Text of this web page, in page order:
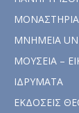
ΜΟΝΑΣΤΗΡΙΑ
ΜΝΗΜΕΙΑ
ΜΟΥΣΕΙΑ –
ΙΔΡΥΜΑΤΑ
ΕΚΔΟΣΕΙΣ